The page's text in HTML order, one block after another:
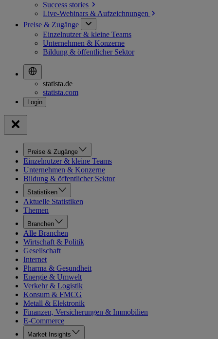
Success stories
Live-Webinars & Aufzeichnungen
Preise & Zugänge
Einzelnutzer & kleine Teams
Unternehmen & Konzerne
Bildung & öffentlicher Sektor
statista.de
statista.com
Preise & Zugänge
Einzelnutzer & kleine Teams
Unternehmen & Konzerne
Bildung & öffentlicher Sektor
Statistiken
Aktuelle Statistiken
Themen
Branchen
Alle Branchen
Wirtschaft & Politik
Gesellschaft
Internet
Pharma & Gesundheit
Energie & Umwelt
Verkehr & Logistik
Konsum & FMCG
Metall & Elektronik
Finanzen, Versicherungen & Immobilien
E-Commerce
Market Insights